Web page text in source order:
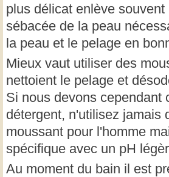
plus délicat enlève souvent
sébacée de la peau
la peau et le pelage en
Mieux vaut utiliser des
nettoient le pelage et
Si nous devons cependant
détergent, n'utilisez jamais
moussant pour l'homme
spécifique avec un pH
Au moment du bain il est